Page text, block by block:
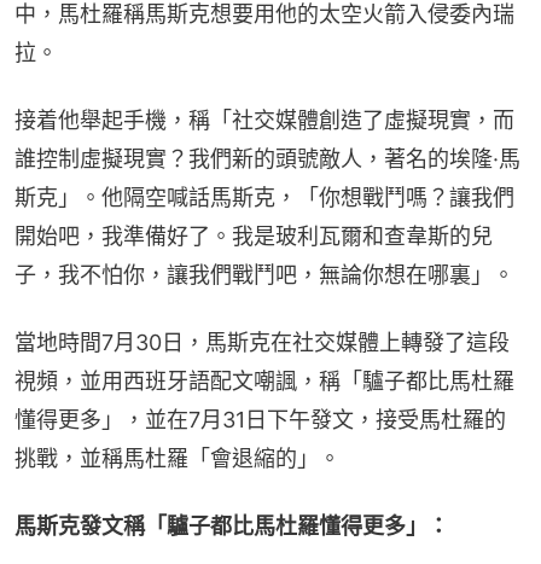
中，馬杜羅稱馬斯克想要用他的太空火箭入侵委內瑞
拉。
接着他舉起手機，稱「社交媒體創造了虛擬現實，而
誰控制虛擬現實？我們新的頭號敵人，著名的埃隆·馬
斯克」。他隔空喊話馬斯克，「你想戰鬥嗎？讓我們
開始吧，我準備好了。我是玻利瓦爾和查韋斯的兒
子，我不怕你，讓我們戰鬥吧，無論你想在哪裏」。
當地時間7月30日，馬斯克在社交媒體上轉發了這段
視頻，並用西班牙語配文嘲諷，稱「驢子都比馬杜羅
懂得更多」，並在7月31日下午發文，接受馬杜羅的
挑戰，並稱馬杜羅「會退縮的」。
馬斯克發文稱「驢子都比馬杜羅懂得更多」：